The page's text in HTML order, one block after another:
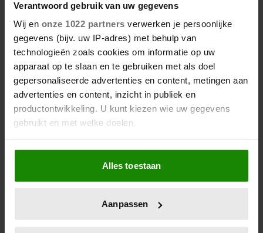
Verantwoord gebruik van uw gegevens
Wij en onze 1022 partners verwerken je persoonlijke
gegevens (bijv. uw IP-adres) met behulp van
technologieën zoals cookies om informatie op uw
apparaat op te slaan en te gebruiken met als doel
gepersonaliseerde advertenties en content, metingen aan
advertenties en content, inzicht in publiek en
productontwikkeling. U kunt kiezen wie uw gegevens
gebruikt en met welke doelen.
Als u het toestaat, willen we ook graag:
Informatie verzamelen over uw geografische
locatie, die tot een paar meter nauwkeurig kan zijn
scannen op specifieke eigenschappen (fingerprinting)
Alles toestaan
Aanpassen
WILLEM-ALEXANDER EN
MÁXIMA GAAN LOS TIJDENS
LADY GAGA-CONCERT
Koning Willem-Alexander (58) en koningin
Máxima (54) gingen er zondagavond volledig voor
tijdens het uitverkochte Lady Gaga-concert in de
Ziggo Dome. Het stel werd dansend tussen de fans
gespot, terwijl de zangeres haar The MAYHEM Ball-